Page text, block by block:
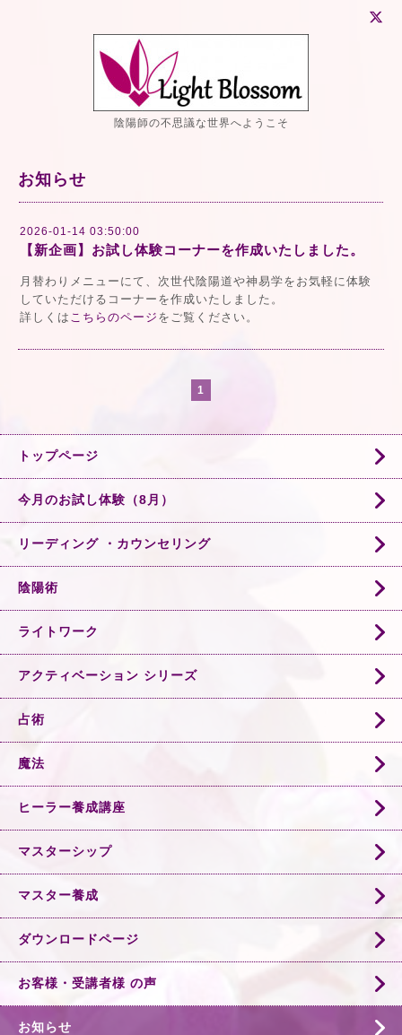
陰陽師の不思議な世界へようこそ
お知らせ
2026-01-14 03:50:00
【新企画】お試し体験コーナーを作成いたしました。
月替わりメニューにて、次世代陰陽道や神易学をお気軽に体験
していただけるコーナーを作成いたしました。
詳しくは こちらのページ をご覧ください。
1
トップページ
今月のお試し体験（8月）
リーディング ・カウンセリング
陰陽術
ライトワーク
アクティベーション シリーズ
占術
魔法
ヒーラー養成講座
マスターシップ
マスター養成
ダウンロードページ
お客様・受講者様 の声
お知らせ